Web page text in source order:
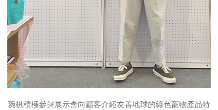
琬棋積極參與展示會向顧客介紹友善地球的綠色寵物產品特